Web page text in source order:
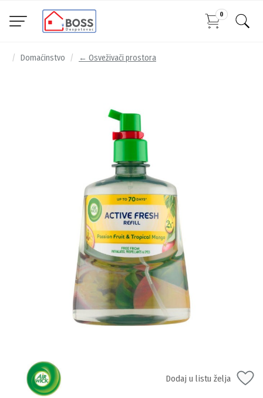
0
Domaćinstvo ← Osveživači prostora
Dodaj u listu želja